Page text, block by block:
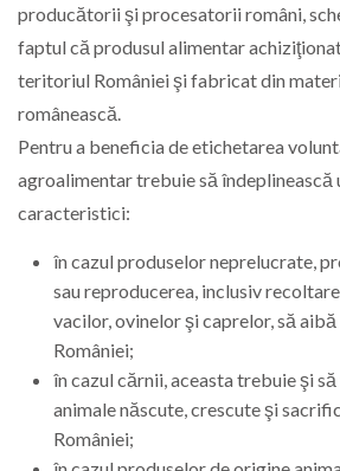
producătorii şi procesatorii români,
faptul că produsul alimentar
teritoriul României şi fabricat din
românească.
Pentru a beneficia de etichetarea
agroalimentar trebuie să îndeplinească
caracteristici:
în cazul produselor neprelucrate,
sau reproducerea, inclusiv
vacilor, ovinelor şi caprelor, să
României;
în cazul cărnii, aceasta trebuie şi
animale născute, crescute şi
României;